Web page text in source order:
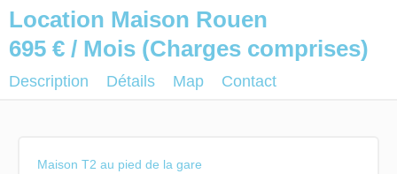
Location Maison Rouen
695 € / Mois (Charges comprises)
Description Détails Map Contact
Maison T2 au pied de la gare